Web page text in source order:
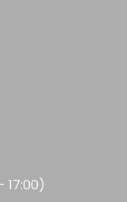
17:00)